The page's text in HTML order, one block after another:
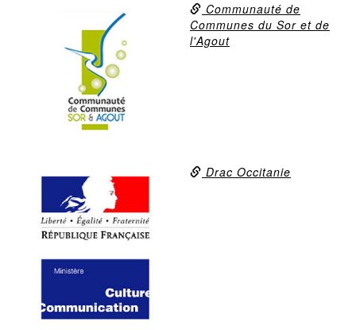
Communauté de
Communes du Sor et de
l'Agout
Drac Occitanie